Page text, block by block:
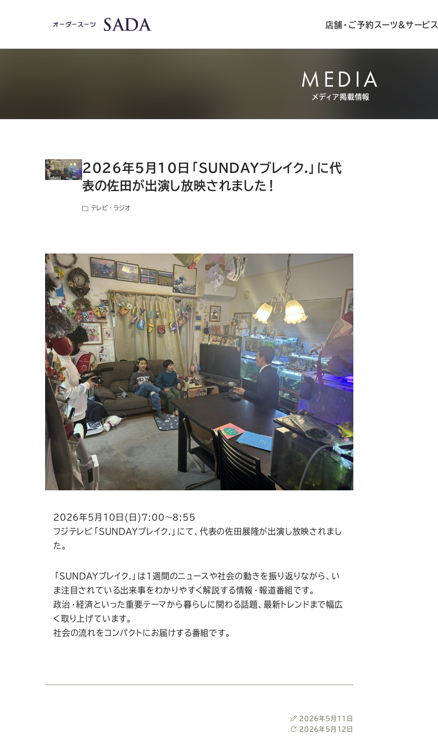
店舗・ご予約 スーツ&サービス
MEDIA
メディア掲載情報
2026年5月10日「SUNDAYブレイク.」に代
表の佐田が出演し放映されました！
テレビ・ラジオ
2026年5月10日(日)7:00～8:55
フジテレビ「SUNDAYブレイク.」にて、代表の佐田展隆が出演し放映されまし
た。
「SUNDAYブレイク.」は1週間のニュースや社会の動きを振り返りながら、い
ま注目されている出来事をわかりやすく解説する情報・報道番組です。
政治・経済といった重要テーマから暮らしに関わる話題、最新トレンドまで幅広
く取り上げています。
社会の流れをコンパクトにお届けする番組です。
投
稿
2026年5月11日
最
2026年5月12日